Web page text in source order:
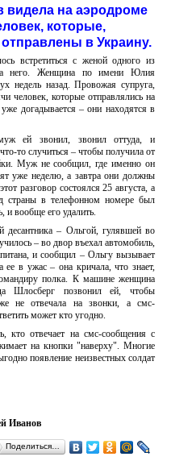
видела на аэродроме
которые,
в Украину.
встретиться с женой одного из
на него. Женщина по имени Юлия
недель назад. Провожая супруга,
человек, которые отправлялись на
догадывается – они находятся в
ей звонил, звонил оттуда, и
то случиться – чтобы получила от
Муж не сообщил, где именно он
уже неделю, а завтра они должны
разговор состоялся 25 августа, а
страны в телефонном номере был
и вообще его удалить.
десантника – Ольгой, гулявшей во
– во двор въехал автомобиль,
и сообщил – Ольгу вызывает
в ужас – она кричала, что знает,
полка. К машине женщина
Шлосберг позвонил ей, чтобы
не отвечала на звонки, а смс-
может кто угодно.
кто отвечает на смс-сообщения с
на кнопки "наверху". Многие
появление неизвестных солдат
Иванов
Поделиться…